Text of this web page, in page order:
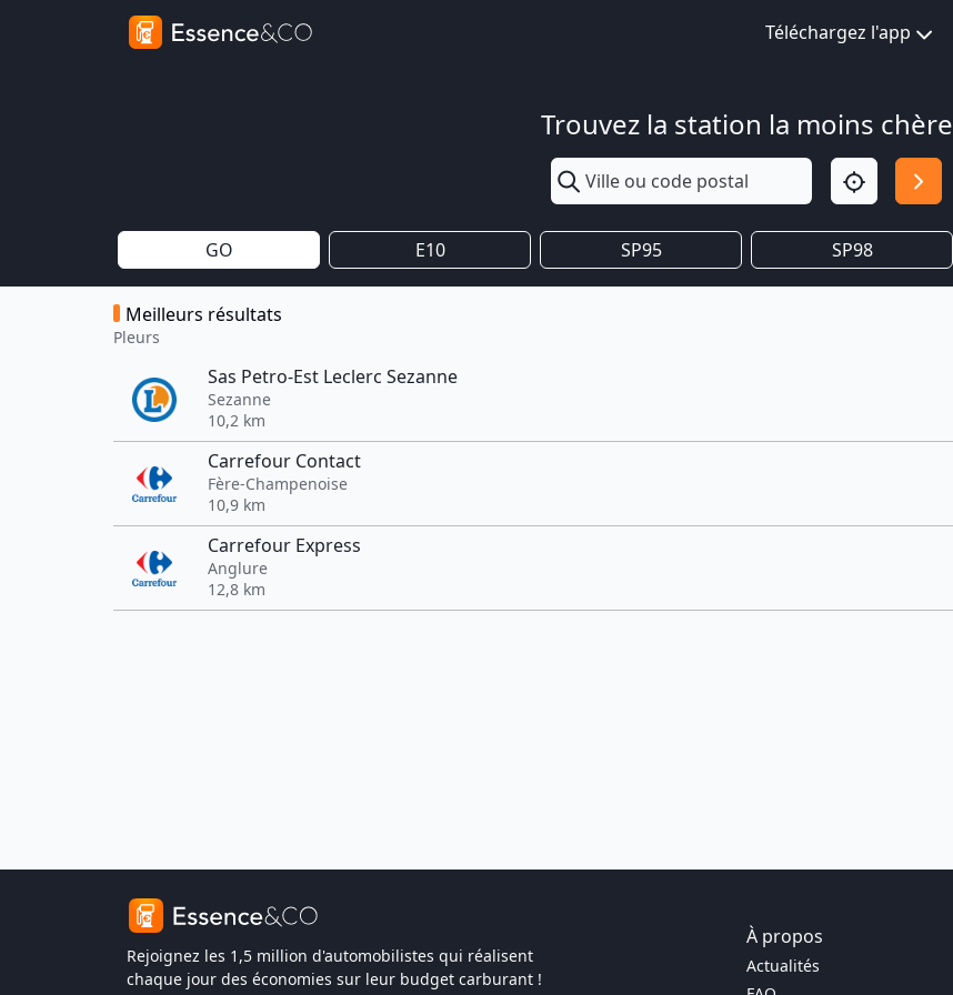
Téléchargez l'app
Trouvez la station la moins chère
GO E10 SP95 SP98
Meilleurs résultats
Pleurs
Sas Petro-Est Leclerc Sezanne
Sezanne
10,2 km
Carrefour Contact
Fère-Champenoise
10,9 km
Carrefour Express
Anglure
12,8 km
Rejoignez les 1,5 million d'automobilistes qui réalisent
chaque jour des économies sur leur budget carburant !
À propos
Actualités